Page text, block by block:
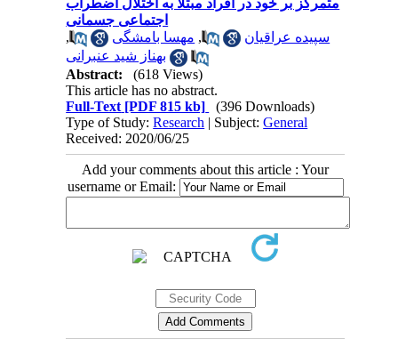
متمرکز بر خود در افراد مبتلا به اختلال اضطراب
اجتماعی جسمانی
سپیده عراقیان
, مهسا بامشگی
,
بهناز شید عنبرانی
Abstract:
(618 Views)
This article has no abstract.
Full-Text [PDF 815 kb]
(396 Downloads)
Type of Study:Research | Subject:General
Received: 2020/06/25
Add your comments about this article : Your
username or Email: